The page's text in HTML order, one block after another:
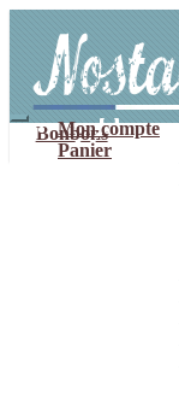
navigation
contenu
Mon compte
Panier
Bonbons